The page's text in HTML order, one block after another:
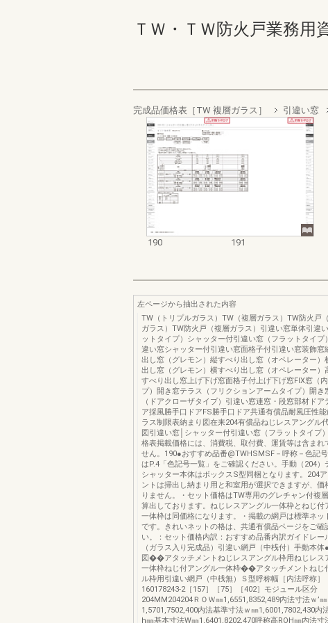
ＴＷ・ＴＷ防火戸業務用
完成品価格表［TW 複層ガラス］ 引違い窓
190 191
左ページから抽出された内容
TW（トリプルガラス）TW（複層ガラス）TW防火戸
ガラス）TW防火戸（複層ガラス）引違い窓単体引違
ットタイプ）シャッター付引違い窓（フラットタイプ
違い窓シャッター付引違い窓面格子付引違い窓装飾窓
出し窓（グレモン）縦すべり出し窓（オペレーター）
出し窓（グレモン）横すべり出し窓（オペレーター）
すべり出し窓上げ下げ窓面格子付上げ下げ窓FIX窓（
プ）開き窓テラス（フリクションアームタイプ）開き
（ドアクローザタイプ）引違い窓連窓・段窓部材ドア
ア採風勝手口ドアFS勝手口ドア共通有償品耐風圧性
ラス制限表納まり図在来204有償品ねじレスアングル
図引違い窓│シャッター付引違い窓（フラットタイプ
格表掲載価格には、消費税、取付費、運賃等は含まれ
せん。190●おすすめ品番@TWHSMSF－呼称－色記
はP.4「色記号一覧」をご確認ください。手動（204）
シャッター本体はボックスS型同梱となります。204
ントは掃出し納まり用と和室用が選択できますが、価
りません。・セット価格はTW専用のグレチャン付複
算出しております。ねじレスアングル一体枠とねじ付
一体枠は同価格になります。・掲載の網戸は標準ネッ
です。きれいネットの格は、共通有償品ページをご確
い。：セット価格内訳：おすすめ品番内訳ガイドレー
（ガラス入り完成品）引違い網戸（中桟付）手動本体
図��アタッチメントねじレスアングル枠用ねじレス
一体枠ねじ付アングル一体枠��アタッチメントねじ
ル枠用引違い網戸（中桟無）Ｓ型呼称幅［内法呼称］
160178243-2［157］［75］［402］モジュール区分
204MM204204ＲＯＷ㎜1,6551,8352,489内法寸法ｗ’㎜
1,5701,7502,400内法基準寸法ｗ㎜1,6001,7802,430内
h㎜基本寸法W㎜1,6401,8202,470呼称高ROH㎜内法寸